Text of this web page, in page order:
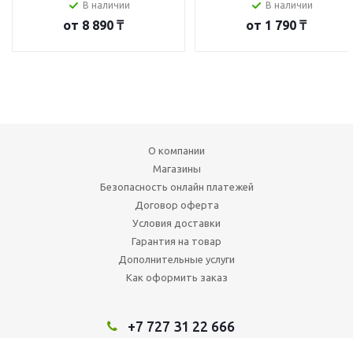
В наличии
от 8 890 ₸
В наличии
от 1 790 ₸
О компании
Магазины
Безопасность онлайн платежей
Договор оферта
Условия доставки
Гарантия на товар
Дополнительные услуги
Как оформить заказ
+7 727 31 22 666